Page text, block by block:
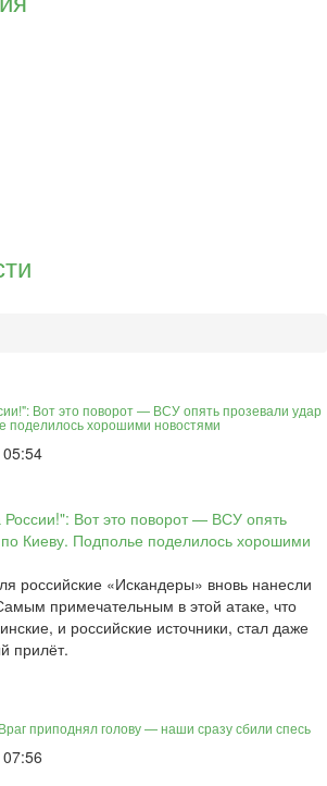
Вот это поворот — ВСУ опять прозевали удар
поделилось хорошими новостями
российские «Искандеры» вновь нанесли
примечательным в этой атаке, что
и российские источники, стал даже
прилёт.
приподнял голову — наши сразу сбили спесь